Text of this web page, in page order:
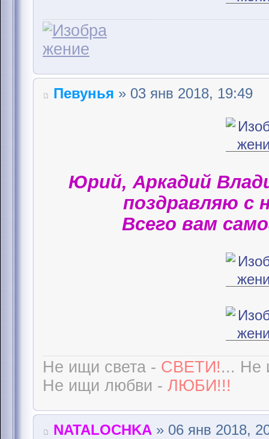
Певунья » 03 янв 2018, 19:49
Юрий, Аркадий
поздравляю с
Всего вам
Не ищи света - СВЕТИ!... Не
Не ищи любви - ЛЮБИ!!!
NATALOCHKA » 06 янв 2018,